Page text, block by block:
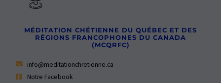
MÉDITATION CHÉTIENNE DU QUÉBEC ET DES
RÉGIONS FRANCOPHONES DU CANADA
(MCQRFC)
info@meditationchretienne.ca
Notre Facebook